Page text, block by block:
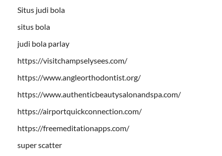
Situs judi bola
situs bola
judi bola parlay
https://visitchampselysees.com/
https://www.angleorthodontist.org/
https://www.authenticbeautysalonandspa.com/
https://airportquickconnection.com/
https://freemeditationapps.com/
super scatter